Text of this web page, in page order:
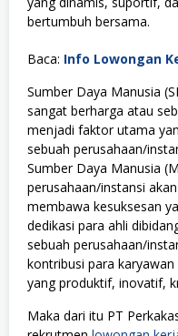
bertumbuh bersama.
Baca: Info Lowongan
Sumber Daya Manusia
sangat berharga atau
menjadi faktor utama
sebuah perusahaan/
Sumber Daya Manusia
perusahaan/instansi
membawa kesuksesan
dedikasi para ahli
sebuah perusahaan/
kontribusi para
yang produktif, inovatif,
Maka dari itu PT